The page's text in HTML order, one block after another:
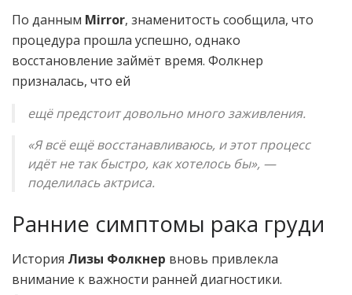
По данным Mirror, знаменитость сообщила, что
процедура прошла успешно, однако
восстановление займёт время. Фолкнер
призналась, что ей
ещё предстоит довольно много заживления.
«Я всё ещё восстанавливаюсь, и этот процесс
идёт не так быстро, как хотелось бы», —
поделилась актриса.
Ранние симптомы рака груди
История Лизы Фолкнер вновь привлекла
внимание к важности ранней диагностики.